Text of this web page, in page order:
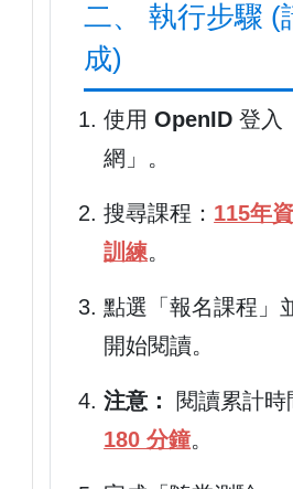
二、 執行步驟 (
成)
使用OpenID 登入
網」。
搜尋課程： 115年
訓練。
點選「報名課程」
開始閱讀。
注意：
閱讀累計時
180 分鐘。